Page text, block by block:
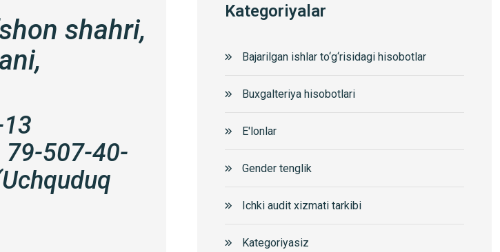
shahri,
79-507-40-
Kategoriyalar
Bajarilgan ishlar to‘g‘risidagi hisobotlar
Buxgalteriya hisobotlari
E'lonlar
Gender tenglik
Ichki audit xizmati tarkibi
Kategoriyasiz